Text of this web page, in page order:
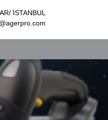
İSTANBUL